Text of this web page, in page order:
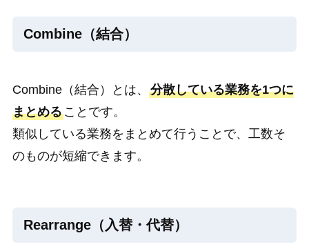
Combine（結合）
Combine（結合）とは、 分散している業務を1つに
まとめることです。
類似している業務をまとめて行うことで、工数そ
のものが短縮できます。
Rearrange（入替・代替）